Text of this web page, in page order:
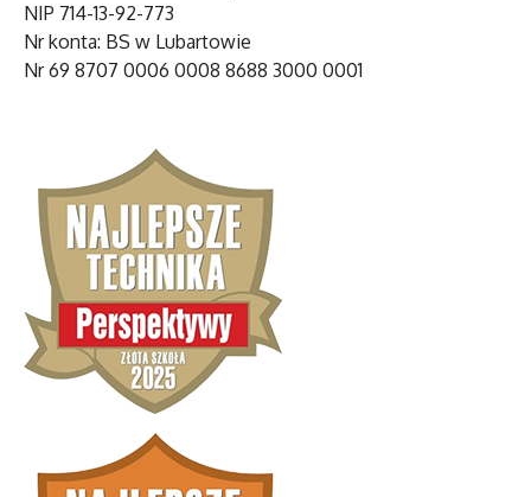
NIP 714-13-92-773
Nr konta: BS w Lubartowie
Nr 69 8707 0006 0008 8688 3000 0001